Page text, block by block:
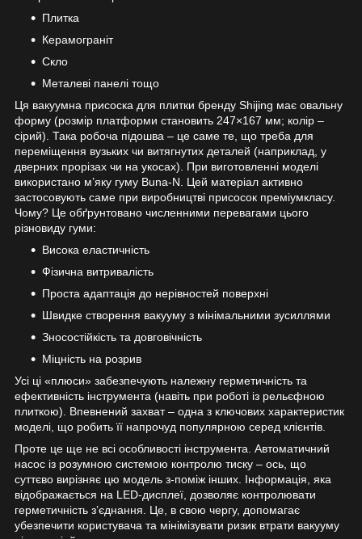
Плитка
Керамограніт
Скло
Металеві панелі тощо
Ця вакуумна присоска для плитки бренду Shijing має овальну
форму (розмір платформи становить 247×167 мм; колір –
сірий). Така робоча підошва – це саме те, що треба для
переміщення вузьких чи витягнутих деталей (наприклад, у
дверних прорізах чи на укосах). При виготовленні моделі
використано м’яку гуму Buna-N. Цей матеріал активно
застосовують саме при виробництві присосок преміумкласу.
Чому? Це обґрунтовано численними перевагами цього
різновиду гуми:
Висока еластичність
Фізична витривалість
Проста адаптація до нерівностей поверхні
Швидке створення вакууму з мінімальними зусиллями
Зносостійкість та довговічність
Міцність на розрив
Усі ці «плюси» забезпечують належну герметичність та
ефективність інструмента (навіть при роботі із рельєфною
плиткою). Впевнений захват – одна з ключових характеристик
моделі, що робить її напрочуд популярною серед клієнтів.
Проте це ще не всі особливості інструмента. Автоматичний
насос із розумною системою контролю тиску – ось, що
суттєво вирізняє цю модель з-поміж інших. Інформація, яка
відображається на LED-дисплеї, дозволяє контролювати
герметичність з’єднання. Це, в свою чергу, допомагає
убезпечити користувача та мінімізувати ризик втрати вакууму